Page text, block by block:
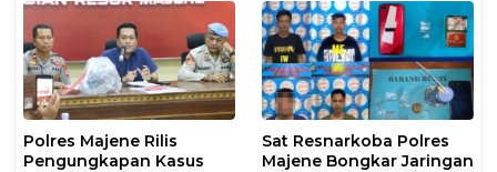
Terjaga
Polres Majene Rilis
Pengungkapan Kasus
Sat Resnarkoba Polres
Majene Bongkar Jaringan